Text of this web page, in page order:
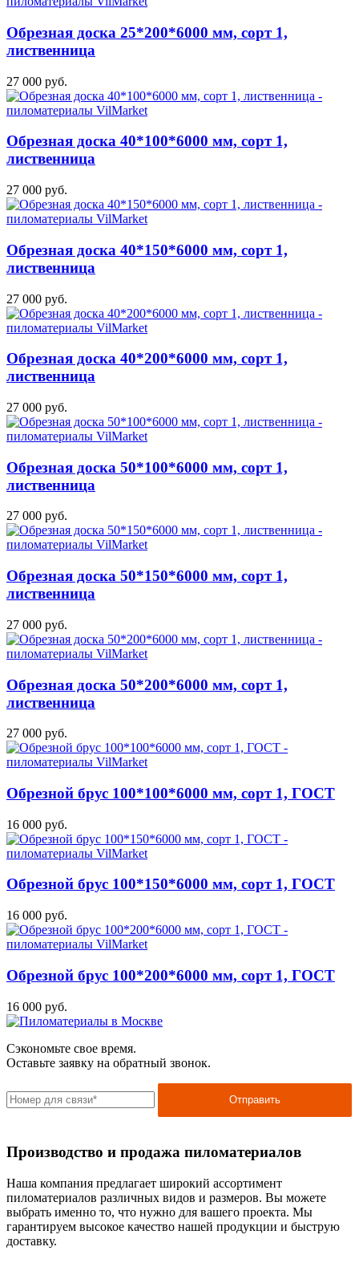
Обрезная доска 25*200*6000 мм, сорт 1,
лиственница
27 000 руб.
Обрезная доска 40*100*6000 мм, сорт 1,
лиственница
27 000 руб.
Обрезная доска 40*150*6000 мм, сорт 1,
лиственница
27 000 руб.
Обрезная доска 40*200*6000 мм, сорт 1,
лиственница
27 000 руб.
Обрезная доска 50*100*6000 мм, сорт 1,
лиственница
27 000 руб.
Обрезная доска 50*150*6000 мм, сорт 1,
лиственница
27 000 руб.
Обрезная доска 50*200*6000 мм, сорт 1,
лиственница
27 000 руб.
Обрезной брус 100*100*6000 мм, сорт 1, ГОСТ
16 000 руб.
Обрезной брус 100*150*6000 мм, сорт 1, ГОСТ
16 000 руб.
Обрезной брус 100*200*6000 мм, сорт 1, ГОСТ
16 000 руб.
Сэкономьте свое время.
Оставьте заявку на обратный звонок.
Отправить
Производство и продажа пиломатериалов
Наша компания предлагает широкий ассортимент
пиломатериалов различных видов и размеров. Вы можете
выбрать именно то, что нужно для вашего проекта. Мы
гарантируем высокое качество нашей продукции и быструю
доставку.